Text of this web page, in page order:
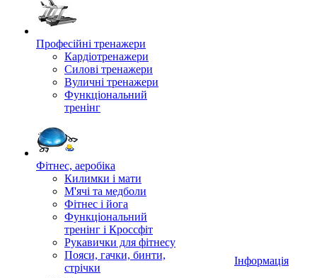
Професійні тренажери
Кардіотренажери
Силові тренажери
Вуличні тренажери
Функціональний
тренінг
Фітнес, аеробіка
Килимки і мати
М'ячі та медболи
Фітнес і йога
Функціональний
тренінг і Кроссфіт
Рукавички для фітнесу
Пояси, гачки, бинти,
стрічки
Інформація